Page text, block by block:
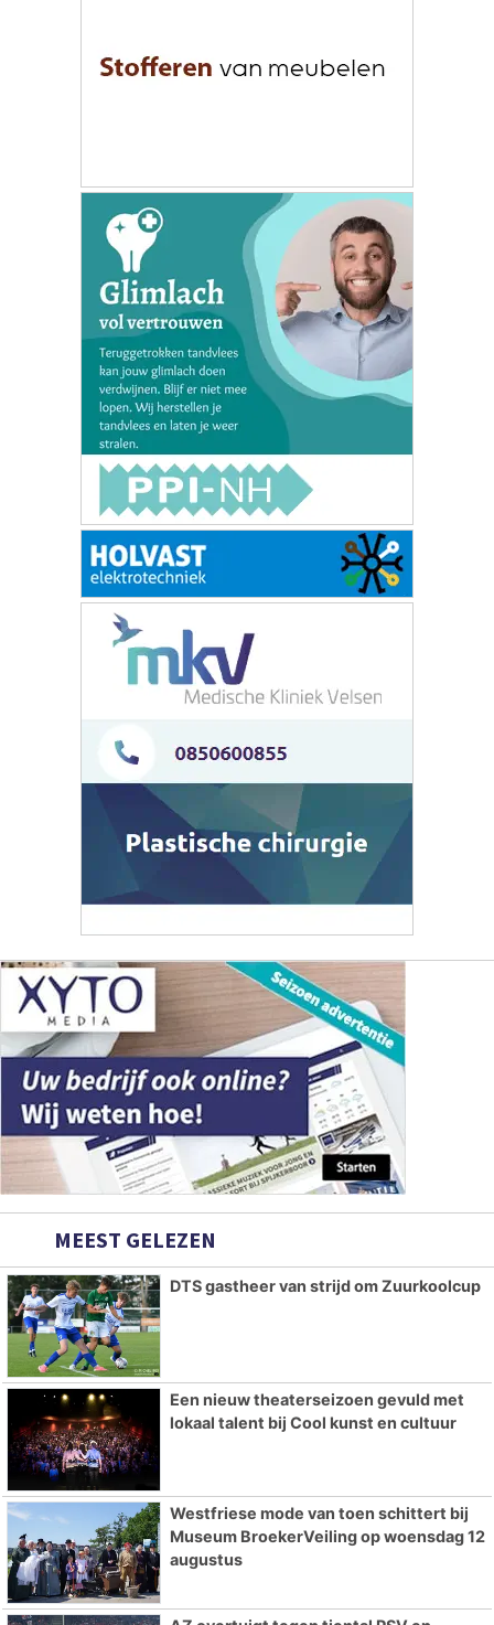
MEEST GELEZEN
DTS gastheer van strijd om Zuurkoolcup
Een nieuw theaterseizoen gevuld met
lokaal talent bij Cool kunst en cultuur
Westfriese mode van toen schittert bij
Museum BroekerVeiling op woensdag 12
augustus